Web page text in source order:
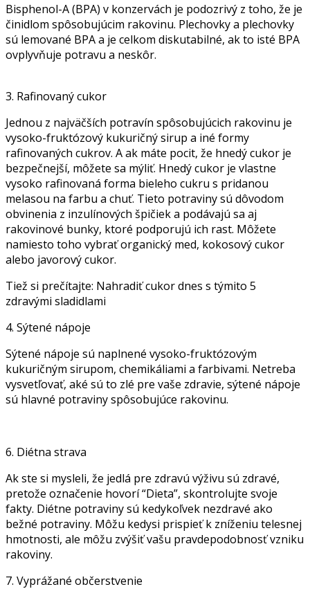
Bisphenol-A (BPA) v konzervách je podozrivý z toho, že je
činidlom spôsobujúcim rakovinu. Plechovky a plechovky
sú lemované BPA a je celkom diskutabilné, ak to isté BPA
ovplyvňuje potravu a neskôr.
3. Rafinovaný cukor
Jednou z najväčších potravín spôsobujúcich rakovinu je
vysoko-fruktózový kukuričný sirup a iné formy
rafinovaných cukrov. A ak máte pocit, že hnedý cukor je
bezpečnejší, môžete sa mýliť. Hnedý cukor je vlastne
vysoko rafinovaná forma bieleho cukru s pridanou
melasou na farbu a chuť. Tieto potraviny sú dôvodom
obvinenia z inzulínových špičiek a podávajú sa aj
rakovinové bunky, ktoré podporujú ich rast. Môžete
namiesto toho vybrať organický med, kokosový cukor
alebo javorový cukor.
Tiež si prečítajte: Nahradiť cukor dnes s týmito 5
zdravými sladidlami
4. Sýtené nápoje
Sýtené nápoje sú naplnené vysoko-fruktózovým
kukuričným sirupom, chemikáliami a farbivami. Netreba
vysvetľovať, aké sú to zlé pre vaše zdravie, sýtené nápoje
sú hlavné potraviny spôsobujúce rakovinu.
6. Diétna strava
Ak ste si mysleli, že jedlá pre zdravú výživu sú zdravé,
pretože označenie hovorí “Dieta”, skontrolujte svoje
fakty. Diétne potraviny sú kedykoľvek nezdravé ako
bežné potraviny. Môžu kedysi prispieť k zníženiu telesnej
hmotnosti, ale môžu zvýšiť vašu pravdepodobnosť vzniku
rakoviny.
7. Vyprážané občerstvenie